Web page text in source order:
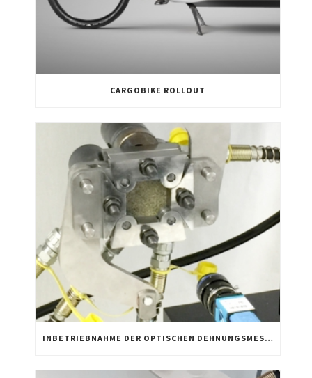
CARGOBIKE ROLLOUT
INBETRIEBNAHME DER OPTISCHEN DEHNUNGSMESSUNG